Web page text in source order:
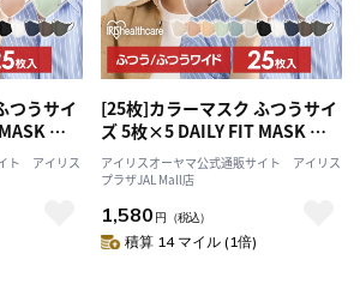
つうサイ
ピ
ュピンク
ト アイリス
[25枚]カラーマスク ふつうサイ
ズ 5枚×5 DAILY FIT MASK ア
ッシュピンク×ブラウン
アイリスオーヤマ公式通販サイト アイリス
プラザJAL Mall店
1,580 円 （税込）
積算 14 マイル (1倍)